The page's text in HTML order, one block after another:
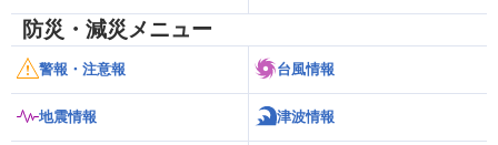
防災・減災メニュー
警報・注意報 台風情報
地震情報 津波情報